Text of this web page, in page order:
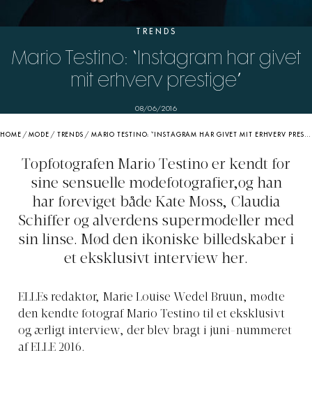
TRENDS
Mario Testino: “Instagram har givet
mit erhverv prestige”
08/06/2016
HOME /MODE / TRENDS / MARIO TESTINO: “INSTAGRAM HAR GIVET MIT ERHVERV PRESTIGE”
Topfotografen Mario Testino er kendt for
sine sensuelle modefotografier,og han
har foreviget både Kate Moss, Claudia
Schiffer og alverdens supermodeller med
sin linse. Mød den ikoniske billedskaber i
et eksklusivt interview her.
ELLEs redaktør, Marie Louise Wedel Bruun, mødte
den kendte fotograf Mario Testino til et eksklusivt
og ærligt interview, der blev bragt i juni-nummeret
af ELLE 2016.